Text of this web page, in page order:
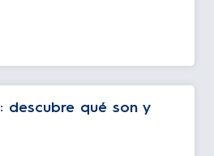
descubre qué son y